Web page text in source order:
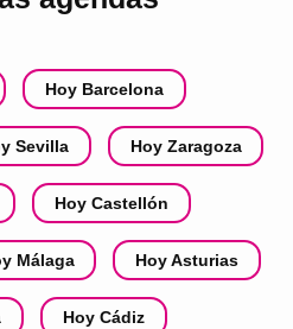
Hoy Barcelona
Sevilla Hoy Zaragoza
Hoy Castellón
Málaga Hoy Asturias
Hoy Cádiz